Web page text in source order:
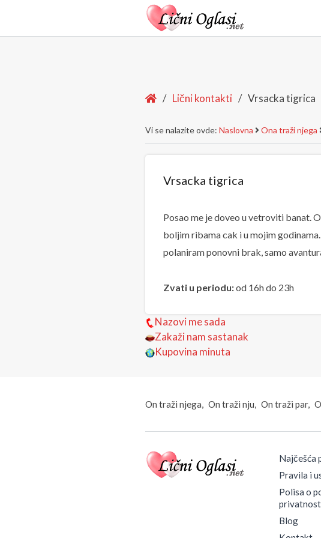
Home
/ Lični kontakti / Vrsacka tigrica
Vi se nalazite ovde: Naslovna Ona traži njega
Vrsacka tigrica
Posao me je doveo u vetroviti banat.
boljim ribama cak i u mojim
polaniram ponovni brak, samo
Zvati u periodu:od 16h do 23h
Nazovi me sada
Zakaži nam sastanak
Kupovina minuta
On traži njega On traži nju On traži par
Najčešća
Pravila i
Polisa o
Blog